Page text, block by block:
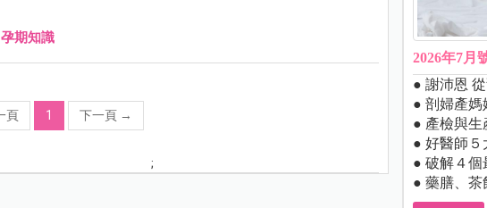
孕期知識
頁 1 下一頁 →
;
2026年7月
● 謝沛恩
● 剖婦產媽
● 產檢與生
● 好醫師５
● 破解４個
● 藥膳、茶